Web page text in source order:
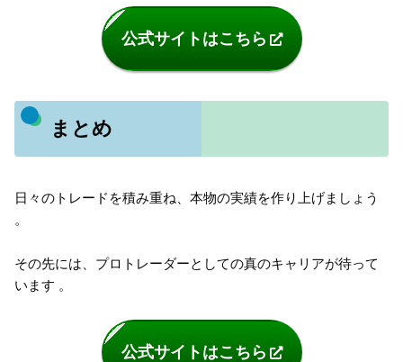
公式サイトはこちら
まとめ
日々のトレードを積み重ね、本物の実績を作り上げましょう
。
その先には、プロトレーダーとしての真のキャリアが待って
います 。
公式サイトはこちら